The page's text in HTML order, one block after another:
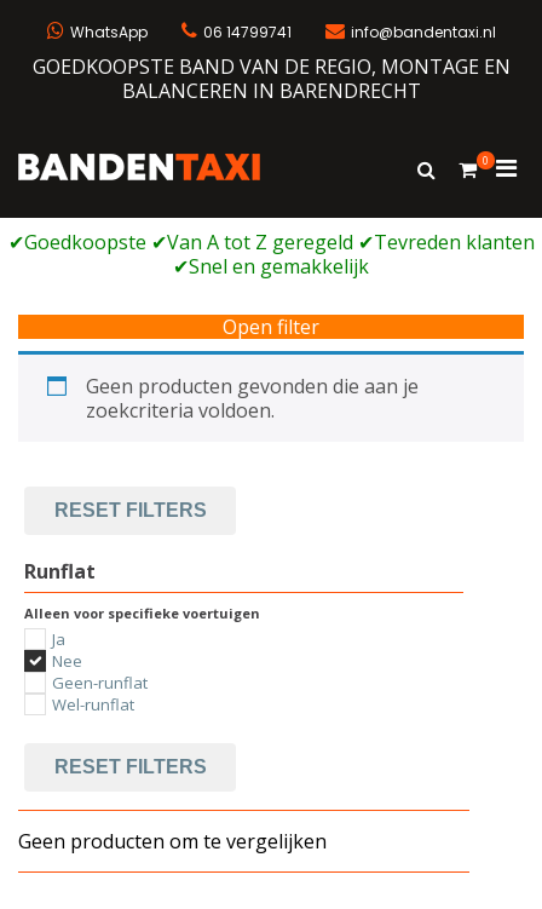
WhatsApp 06 14799741 info@bandentaxi.nl
GOEDKOOPSTE BAND VAN DE REGIO, MONTAGE EN
BALANCEREN IN BARENDRECHT
Bandengarage met eigen webshop
Toon
0
voor
Open filter
Geen producten gevonden die aan je
zoekcriteria voldoen.
RESET FILTERS
Runflat
Alleen voor specifieke voertuigen
Ja
Nee
Geen-runflat
Wel-runflat
RESET FILTERS
Geen producten om te vergelijken